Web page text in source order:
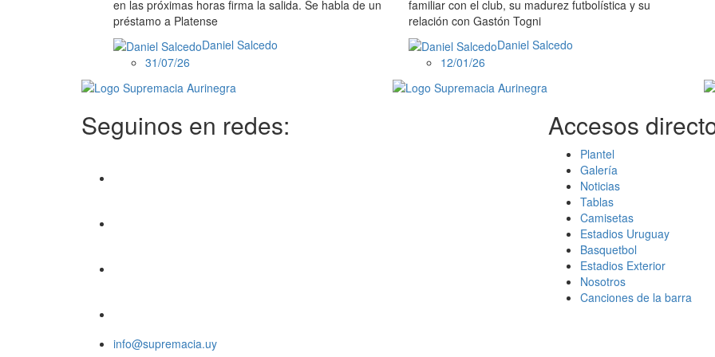
en las próximas horas firma la salida. Se habla de un
préstamo a Platense
Daniel Salcedo
31/07/26
familiar con el club, su madurez futbolística y su
relación con Gastón Togni
Daniel Salcedo
12/01/26
Seguinos en redes:
info@supremacia.uy
Accesos
Plantel
Galería
Noticias
Tablas
Camisetas
Estadios Uruguay
Basquetbol
Estadios Exterior
Nosotros
Canciones de la barra